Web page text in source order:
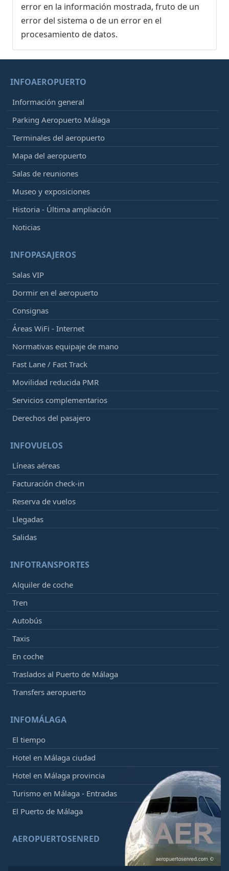
error en la información mostrada, fruto de un
error del sistema o de un error en el
procesamiento de datos.
INFOAEROPUERTO
Información general
Parking Aeropuerto Málaga
Terminales del aeropuerto
Mapa del aeropuerto
Salas de reuniones
Museo y exposiciones
Historia - Última ampliación
Noticias
INFOPASAJEROS
Salas VIP
Dormir en el aeropuerto
Consignas
Áreas WiFi - Internet
Normativas equipaje de mano
Fast Lane / Fast Track
Movilidad reducida PMR
Servicios complementarios
Derechos del pasajero
INFOVUELOS
Líneas aéreas
Facturación check-in
Reserva de vuelos
Llegadas
Salidas
INFOTRANSPORTES
Alquiler de coche
Tren
Autobús
Taxis
En coche
Traslados al Puerto de Málaga
Transfers aeropuerto
INFOMÁLAGA
El tiempo
Hotel en Málaga ciudad
Hotel en Málaga provincia
Turismo en Málaga - Entradas
El Puerto de Málaga
AEROPUERTOSENRED